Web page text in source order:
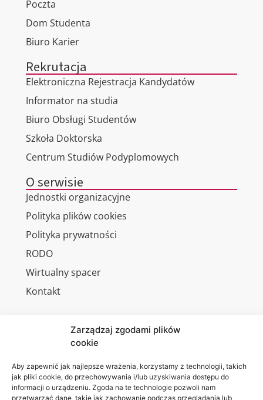
Zarządzaj zgodami plików
cookie
Aby zapewnić jak najlepsze wrażenia, korzystamy z technologii, takich
jak pliki cookie, do przechowywania i/lub uzyskiwania dostępu do
informacji o urządzeniu. Zgoda na te technologie pozwoli nam
przetwarzać dane, takie jak zachowanie podczas przeglądania lub
Poczta
Dom Studenta
Biuro Karier
Rekrutacja
Elektroniczna Rejestracja Kandydatów
Informator na studia
Biuro Obsługi Studentów
Szkoła Doktorska
Centrum Studiów Podyplomowych
O serwisie
Jednostki organizacyjne
Polityka plików cookies
Polityka prywatności
RODO
Wirtualny spacer
Kontakt
Akademia
WSEI
ul.